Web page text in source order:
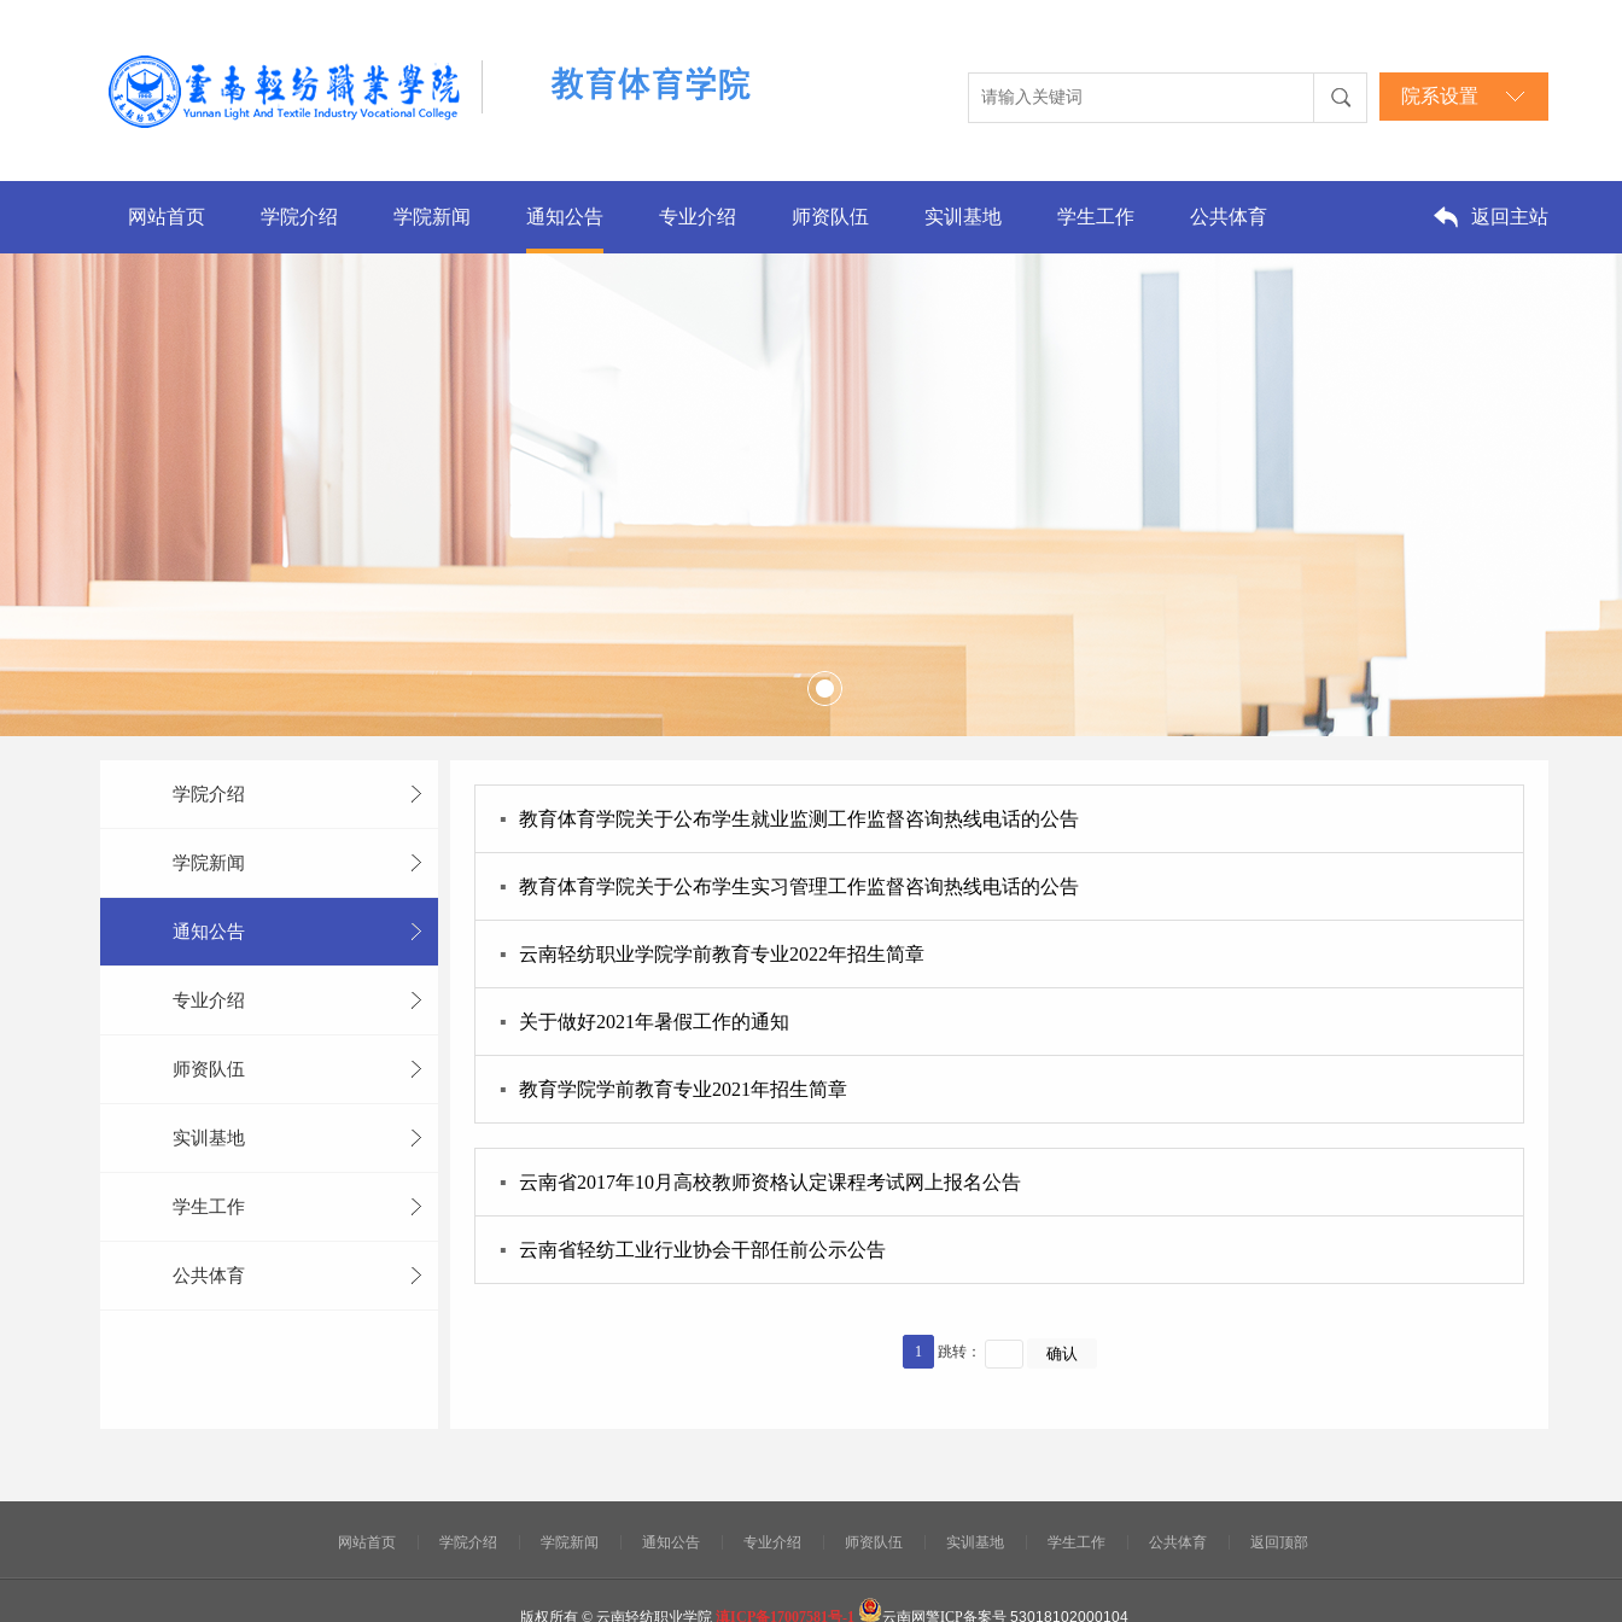
院系设置
网站首页 学院介绍 学院新闻 通知公告 专业介绍 师资队伍 实训基地 学生工作 公共体育 返回主站
学院介绍
学院新闻
通知公告
专业介绍
师资队伍
实训基地
学生工作
公共体育
▪ 教育体育学院关于公布学生就业监测工作监督咨询热线电话的公告
▪ 教育体育学院关于公布学生实习管理工作监督咨询热线电话的公告
▪ 云南轻纺职业学院学前教育专业2022年招生简章
▪ 关于做好2021年暑假工作的通知
▪ 教育学院学前教育专业2021年招生简章
▪ 云南省2017年10月高校教师资格认定课程考试网上报名公告
▪ 云南省轻纺工业行业协会干部任前公示公告
1 跳转：
网站首页 学院介绍 学院新闻 通知公告 专业介绍 师资队伍 实训基地 学生工作 公共体育 返回顶部
版权所有 © 云南轻纺职业学院 滇ICP备17007581号-1 云南网警ICP备案号 53018102000104